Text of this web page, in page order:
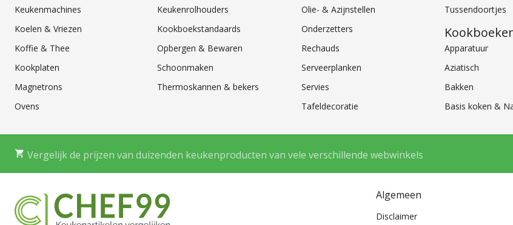
Keukenmachines
Koelen & Vriezen
Koffie & Thee
Kookplaten
Magnetrons
Ovens
Keukenrolhouders
Kookboekstandaards
Opbergen & Bewaren
Schoonmaken
Thermoskannen & bekers
Olie- & Azijnstellen
Onderzetters
Rechauds
Serveerplanken
Servies
Tafeldecoratie
Tussendoortjes
Apparatuur
Aziatisch
Bakken
Basis koken &
Vergelijk de prijzen van duizenden keukenproducten van vele verschillende webwinkels
Algemeen
Disclaimer